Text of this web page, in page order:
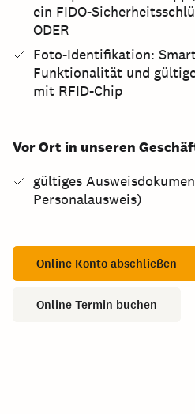
ein FIDO-
ODER
Foto-Identifikation:
Funktionalität und
mit RFID-Chip
Vor Ort in unseren
gültiges
Personalausweis)
Online Konto abschließen
Online Termin buchen